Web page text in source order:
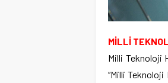
MİLLİ
Milli Teknoloji
“Milli